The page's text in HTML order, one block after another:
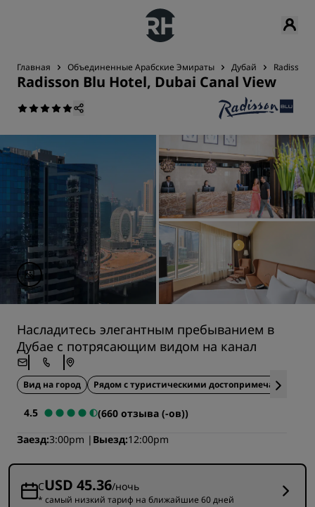
Главная Объединенные Арабские Эмираты Дубай Radisson
Radisson Blu Hotel, Dubai Canal View
Насладитесь элегантным пребыванием в
Дубае с потрясающим видом на канал
Вид на город Рядом с туристическими
4.5
(660 отзыва (-ов))
Заезд 3:00pm Выезд 12:00pm
СUSD 45.36/ночь
* самый низкий тариф на ближайшие 60 дней